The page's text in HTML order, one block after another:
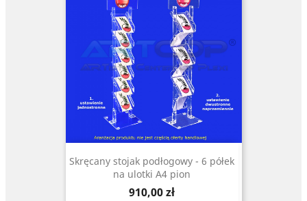
Skręcany stojak podłogowy - 6 półek
na ulotki A4 pion
Cena
910,00 zł